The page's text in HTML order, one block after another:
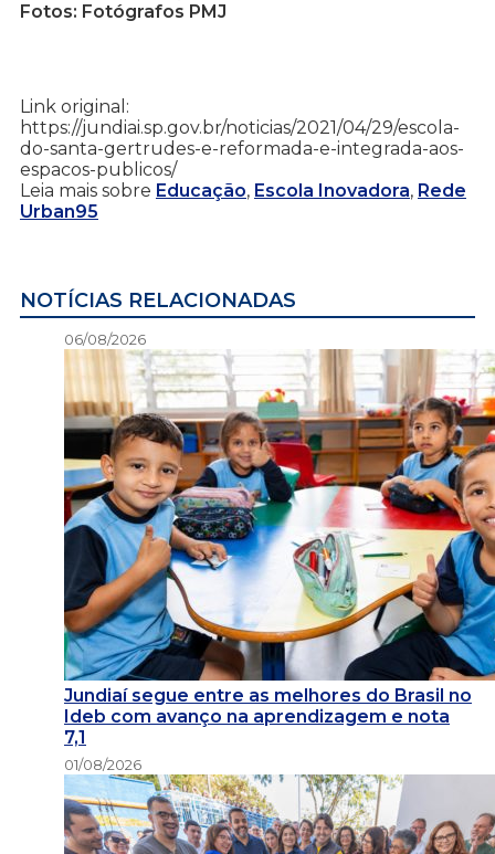
Fotos: Fotógrafos PMJ
Link original:
https://jundiai.sp.gov.br/noticias/2021/04/29/escola-
do-santa-gertrudes-e-reformada-e-integrada-aos-
espacos-publicos/
Leia mais sobre Educação, Escola Inovadora, Rede
Urban95
NOTÍCIAS RELACIONADAS
06/08/2026
Jundiaí segue entre as melhores do Brasil no
Ideb com avanço na aprendizagem e nota
7,1
01/08/2026